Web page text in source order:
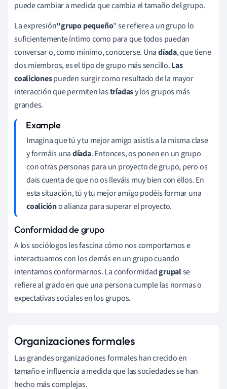
puede cambiar a medida que cambia el tamaño del grupo.
La expresión"grupo pequeño" se refiere a un grupo lo
suficientemente íntimo como para que todos puedan
conversar o, como mínimo, conocerse. Unadíada, que tiene
dos miembros, es el tipo de grupo más sencillo.Las
coalicionespueden surgir como resultado de la mayor
interacción que permiten lastríadasy los grupos más
grandes.
Imagina que tú y tu mejor amigo asistís a la misma clase
y formáis unadíada. Entonces, os ponen en un grupo
con otras personas para un proyecto de grupo, pero os
dais cuenta de que no os lleváis muy bien con ellos. En
esta situación, tú y tu mejor amigo podéis formar una
coalicióno alianza para superar el proyecto.
Conformidad de grupo
A los sociólogos les fascina cómo nos comportamos e
interactuamos con los demás en un grupo cuando
intentamos conformarnos. La conformidadgrupalse
refiere al grado en que una persona cumple las normas o
expectativas sociales en los grupos.
Organizaciones formales
Las grandes organizaciones formales han crecido en
tamaño e influencia a medida que las sociedades se han
hecho más complejas.